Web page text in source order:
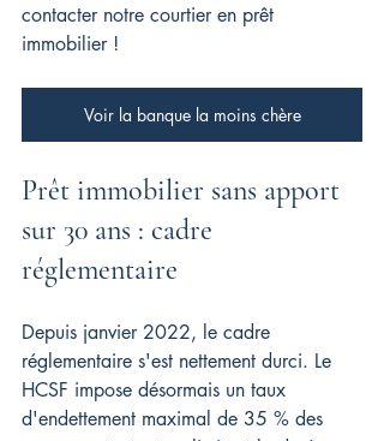
contacter notre courtier en prêt
immobilier !
Voir la banque la moins chère
Prêt immobilier sans apport
sur 30 ans : cadre
réglementaire
Depuis janvier 2022, le cadre
réglementaire s'est nettement durci. Le
HCSF impose désormais un taux
d'endettement maximal de 35 % des